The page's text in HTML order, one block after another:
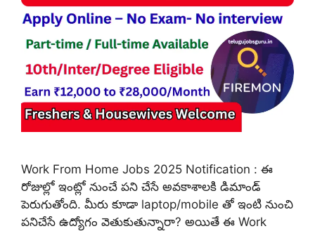
Work From Home Jobs 2025 Notification : ఈ
రోజుల్లో ఇంట్లో నుంచే పని చేసే అవకాశాలకి డిమాండ్
పెరుగుతోంది. మీరు కూడా laptop/mobile తో ఇంటి నుంచి
పనిచేసే ఉద్యోగం వెతుకుతున్నారా? అయితే ఈ Work